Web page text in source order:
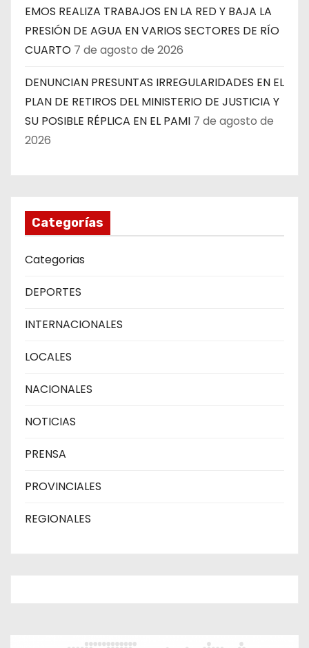
EMOS REALIZA TRABAJOS EN LA RED Y BAJA LA
PRESIÓN DE AGUA EN VARIOS SECTORES DE RÍO
CUARTO 7 de agosto de 2026
DENUNCIAN PRESUNTAS IRREGULARIDADES EN EL
PLAN DE RETIROS DEL MINISTERIO DE JUSTICIA Y
SU POSIBLE RÉPLICA EN EL PAMI 7 de agosto de
2026
Categorías
Categorias
DEPORTES
INTERNACIONALES
LOCALES
NACIONALES
NOTICIAS
PRENSA
PROVINCIALES
REGIONALES